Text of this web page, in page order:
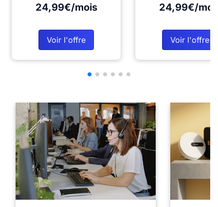
24,99€/mois
Voir l'offre
24,99€/
Voir l'offre